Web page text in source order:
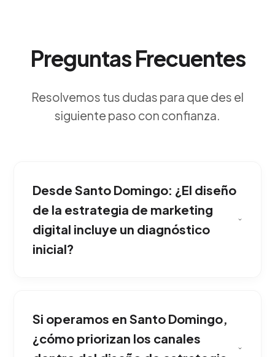
Preguntas Frecuentes
Resolvemos tus dudas para que des el
siguiente paso con confianza.
Desde Santo Domingo: ¿El diseño
de la estrategia de marketing
digital incluye un diagnóstico
inicial?
hablamos, qué le duele, por qué canales
navegará y cómo convertiremos esa atención
en transacciones tangibles. Ideal para
Si operamos en Santo Domingo,
¿cómo priorizan los canales